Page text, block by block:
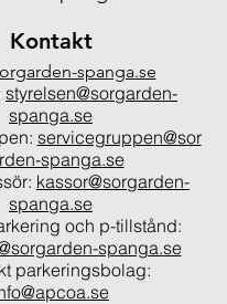
Kontakt
spanga.se
styrelsen@sorgarden-
spanga.se
servicegruppen@sor
spanga.se
kassor@sorgarden-
spanga.se
och p-tillstånd:
spanga.se
parkeringsbolag: